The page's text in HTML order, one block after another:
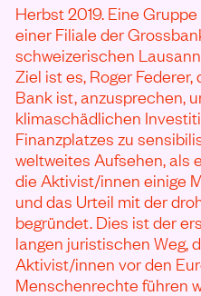
Herbst 2019. Eine
einer Filiale der
schweizerischen
Ziel ist es, Roger
Bank ist, anzusprechen,
klimaschädlichen
Finanzplatzes zu
weltweites Aufsehen, als
die Aktivist/innen einige
und das Urteil mit der
begründet. Dies ist der
langen juristischen Weg,
Aktivist/innen vor den
Menschenrechte führen